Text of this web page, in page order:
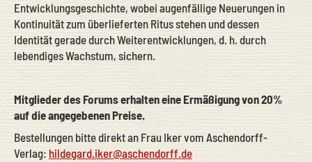
Entwicklungsgeschichte, wobei augenfällige Neuerungen in
Kontinuität zum überlieferten Ritus stehen und dessen
Identität gerade durch Weiterentwicklungen, d. h. durch
lebendiges Wachstum, sichern.
Mitglieder des Forums erhalten eine Ermäßigung von 20%
auf die angegebenen Preise.
Bestellungen bitte direkt an Frau Iker vom Aschendorff-
Verlag: hildegard.iker@aschendorff.de